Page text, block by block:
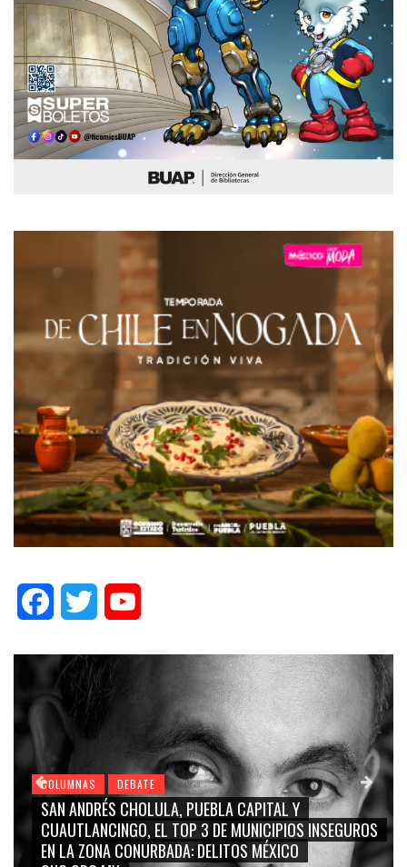
FacebookTwitter
COLUMNAS DEBATE
GRACE PALOMARES, NAY SALVATORI, SERGIO MAYER,
CARMEN SALINAS “LA CORCHOLATA”, CUAUHTÉMOC
BLANCO, SILVIA PINAL: LA TRIVIALIZACIÓN Y